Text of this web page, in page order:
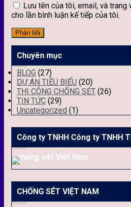
Lưu tên của tôi, email, và trang
cho lần bình luận kế tiếp của tôi.
Chuyên mục
BLOG (27)
DỰ ÁN TIÊU BIỂU (20)
THI CÔNG CHỐNG SÉT (26)
TIN TỨC (29)
Uncategorized (1)
Công ty TNHH Công ty TNHH
chống sét Việt Nam
CHỐNG SÉT VIỆT NAM